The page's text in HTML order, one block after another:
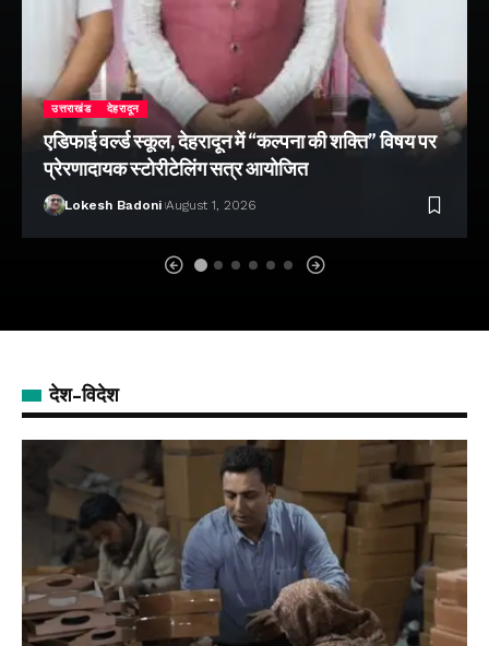
उत्तराखंड देहरादून
एडिफाई वर्ल्ड स्कूल, देहरादून में “कल्पना की शक्ति” विषय पर
प्रेरणादायक स्टोरीटेलिंग सत्र आयोजित
Lokesh Badoni August 1, 2026
देश-विदेश